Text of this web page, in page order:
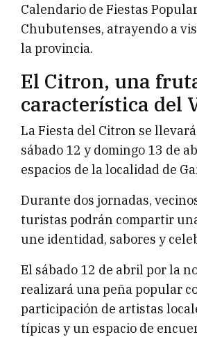
Calendario de Fiestas
Chubutenses, atrayendo a
la provincia.
El Citron, una
característica del
La Fiesta del Citron se
sábado 12 y domingo 13 de
espacios de la localidad de
Durante dos jornadas,
turistas podrán compartir
une identidad, sabores y
El sábado 12 de abril por la
realizará una peña popular
participación de artistas
típicas y un espacio de